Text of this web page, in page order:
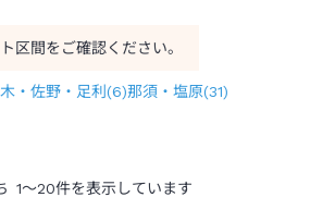
区間をご確認ください。
・佐野・足利 (6)那須・塩原(31)
1～20件を表示しています